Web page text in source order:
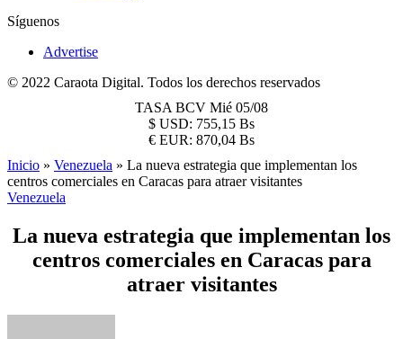
Síguenos
Advertise
© 2022 Caraota Digital. Todos los derechos reservados
TASA BCV Mié 05/08
$ USD: 755,15 Bs
€ EUR: 870,04 Bs
Inicio » Venezuela » La nueva estrategia que implementan los
centros comerciales en Caracas para atraer visitantes
Venezuela
La nueva estrategia que implementan los
centros comerciales en Caracas para
atraer visitantes